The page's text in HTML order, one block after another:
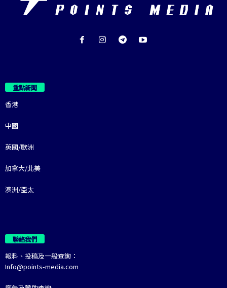
重點新聞
香港
中國
英國/歐洲
加拿大/北美
澳洲/亞太
聯絡我們
報料、投稿及一般查詢：
Info@points-media.com